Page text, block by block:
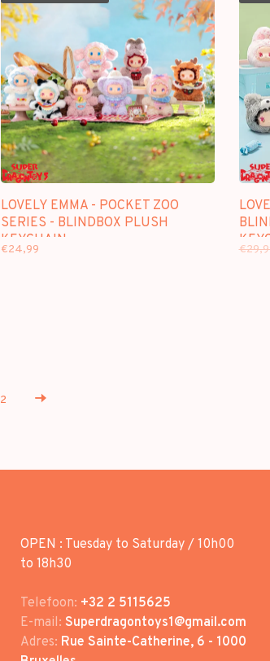
LOVELY EMMA - POCKET ZOO
SERIES - BLINDBOX PLUSH
KEYCHAIN
€24,99
2
OPEN : Tuesday to Saturday / 10h00
to 18h30
Telefoon: +32 2 5115625
E-mail: Superdragontoys1@gmail.com
Adres: Rue Sainte-Catherine, 6 - 1000